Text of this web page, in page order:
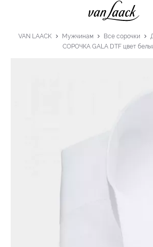
VAN LAACK Мужчинам Все сорочки
СОРОЧКА GALA DTF цвет